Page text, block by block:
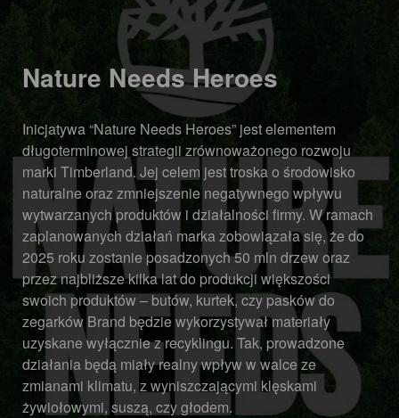
Nature Needs Heroes
Inicjatywa “Nature Needs Heroes” jest elementem
długoterminowej strategii zrównoważonego rozwoju
marki Timberland. Jej celem jest troska o środowisko
naturalne oraz zmniejszenie negatywnego wpływu
wytwarzanych produktów i działalności firmy. W ramach
zaplanowanych działań marka zobowiązała się, że do
2025 roku zostanie posadzonych 50 mln drzew oraz
przez najbliższe kilka lat do produkcji większości
swoich produktów – butów, kurtek, czy pasków do
zegarków Brand będzie wykorzystywał materiały
uzyskane wyłącznie z recyklingu. Tak, prowadzone
działania będą miały realny wpływ w walce ze
zmianami klimatu, z wyniszczającymi klęskami
żywiołowymi, suszą, czy głodem.